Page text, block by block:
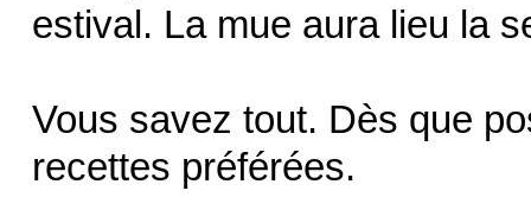
estival. La mue aura lieu la
Vous savez tout. Dès que
recettes préférées.